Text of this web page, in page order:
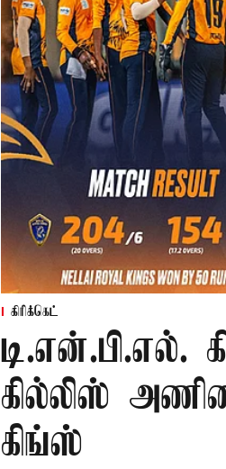
கிரிக்கெட்
டி.என்.பி.எல்.
கில்லிஸ்
கிங்ஸ்